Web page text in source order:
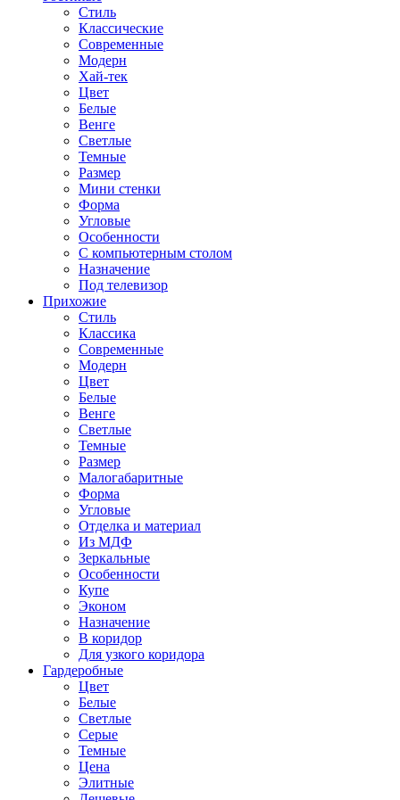
Стиль
Классические
Современные
Модерн
Хай-тек
Цвет
Белые
Венге
Светлые
Темные
Размер
Мини стенки
Форма
Угловые
Особенности
С компьютерным столом
Назначение
Под телевизор
Прихожие
Стиль
Классика
Современные
Модерн
Цвет
Белые
Венге
Светлые
Темные
Размер
Малогабаритные
Форма
Угловые
Отделка и материал
Из МДФ
Зеркальные
Особенности
Купе
Эконом
Назначение
В коридор
Для узкого коридора
Гардеробные
Цвет
Белые
Светлые
Серые
Темные
Цена
Элитные